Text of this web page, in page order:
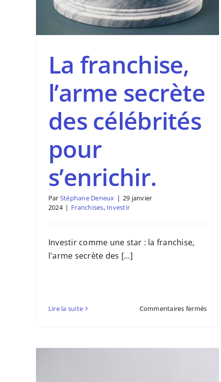
La franchise,
l’arme secrète
des célébrités
pour
s’enrichir.
Par Stéphane Deneux | 29 janvier
2024 | Franchises, Investir
Investir comme une star : la franchise,
l'arme secrète des [...]
Lire la suite Commentaires ferméssur